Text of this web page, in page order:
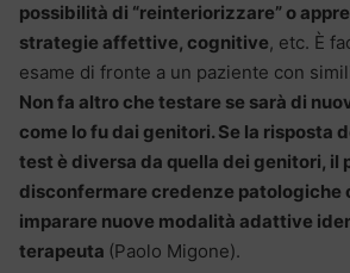
possibilità di “reinteriorizzare” o
strategie affettive, cognitive, etc. È
esame di fronte a un paziente con
Non fa altro che testare se sarà di
come lo fu dai genitori. Se la risposta
test è diversa da quella dei genitori, il
disconfermare credenze patologiche
imparare nuove modalità adattive
terapeuta (Paolo Migone).